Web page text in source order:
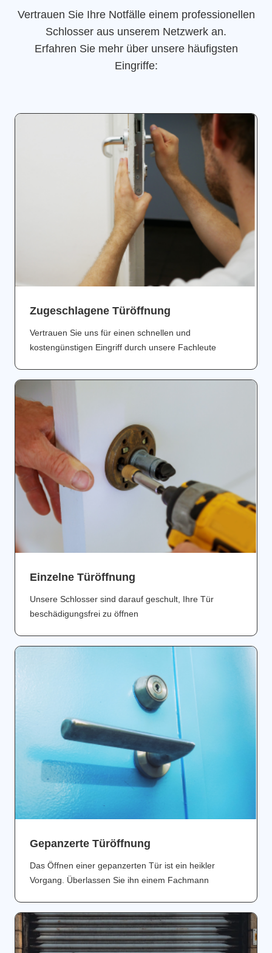
Vertrauen Sie Ihre Notfälle einem professionellen
Schlosser aus unserem Netzwerk an.
Erfahren Sie mehr über unsere häufigsten
Eingriffe:
Zugeschlagene Türöffnung
Vertrauen Sie uns für einen schnellen und
kostengünstigen Eingriff durch unsere Fachleute
Einzelne Türöffnung
Unsere Schlosser sind darauf geschult, Ihre Tür
beschädigungsfrei zu öffnen
Gepanzerte Türöffnung
Das Öffnen einer gepanzerten Tür ist ein heikler
Vorgang. Überlassen Sie ihn einem Fachmann